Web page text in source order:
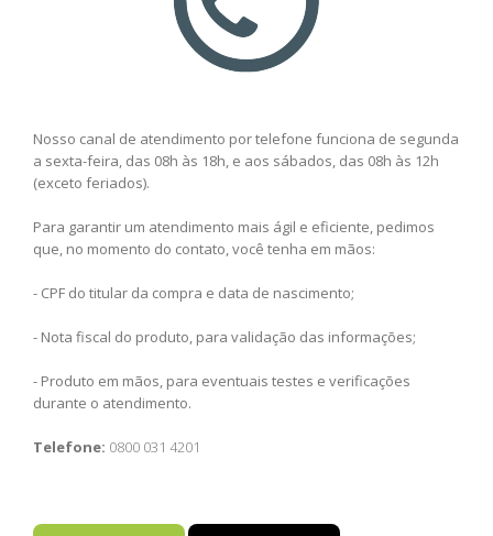
Nosso canal de atendimento por telefone funciona de segunda
a sexta-feira, das 08h às 18h, e aos sábados, das 08h às 12h
(exceto feriados).
Para garantir um atendimento mais ágil e eficiente, pedimos
que, no momento do contato, você tenha em mãos:
- CPF do titular da compra e data de nascimento;
- Nota fiscal do produto, para validação das informações;
- Produto em mãos, para eventuais testes e verificações
durante o atendimento.
Telefone: 0800 031 4201